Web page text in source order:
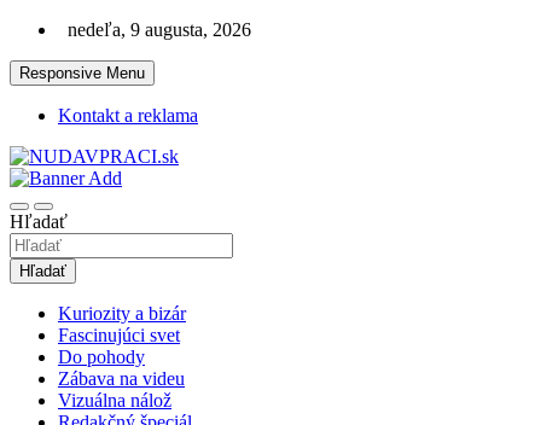
Skip
content
nedeľa, 9 augusta, 2026
Responsive Menu
Kontakt a reklama
nudaVpráci.sk
Hľadať
Hľadať
Kuriozity a bizár
Fascinujúci svet
Do pohody
Zábava na videu
Vizuálna nálož